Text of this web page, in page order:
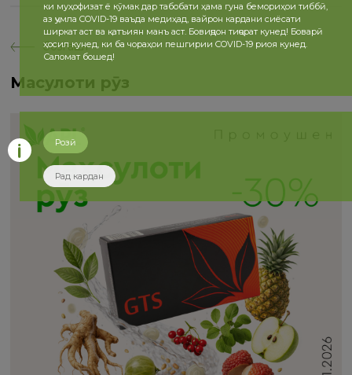
бозгашт
Маҳсулоти рӯз
ки муҳофизат ё кӯмак дар табобати ҳама гуна бемориҳои тиббӣ,
аз ҷумла COVID-19 ваъда медиҳад, вайрон кардани сиёсати
ширкат аст ва қатъиян манъ аст. Бовиҷдон тиҷорат кунед! Боварӣ
ҳосил кунед, ки ба чораҳои пешгирии COVID-19 риоя кунед.
Саломат бошед!
Розӣ
Рад кардан